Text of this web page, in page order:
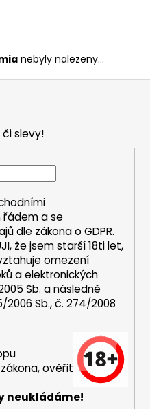
nebyly nalezeny...
slevy!
řádem a se
dle zákona oGDPR.
že jsem starší 18ti let,
omezení
a elektronických
Sb. a následně
2006 Sb., č. 274/2008
ověřit
neukládáme!